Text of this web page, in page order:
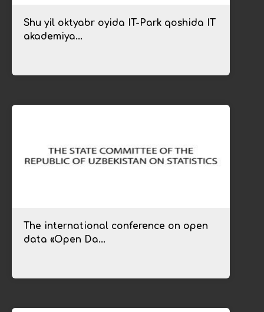
Shu yil oktyabr oyida IT-Park qoshida IT
akademiya...
The international conference on open
data «Open Da...